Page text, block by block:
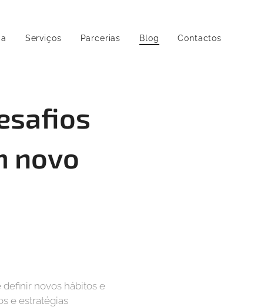
Serviços Parcerias Blog Contactos
novo
novos hábitos e
e estratégias